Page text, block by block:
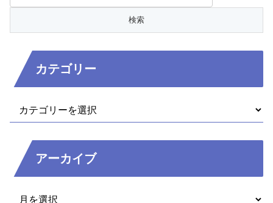
カテゴリー
アーカイブ